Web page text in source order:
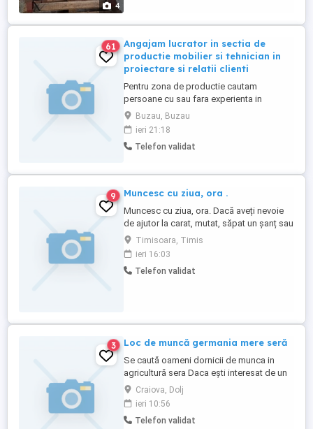
4
61
Angajam lucrator in sectia de
productie mobilier si tehnician in
proiectare si relatii clienti
Pentru zona de productie cautam
persoane cu sau fara experienta in
domeniu. Pentru cei care nu au experienta
in acesta activitate, acestia trebuie sa stie
ca pot avea curaj sa incerce un domeniu
pe care nu-l cunosc dar doresc sa lucreze
fiecare pas, mai ales ...
Buzau, Buzau
ieri 21:18
Telefon validat
9 Muncesc cu ziua, ora .
Muncesc cu ziua, ora. Dacă aveți nevoie
de ajutor la carat, mutat, săpat un șanț sau
altă muncă pe lângă gospodarie, mă
puteți contacta și vă ajut cu plăcere. Doar
în Timișoara.
Timisoara, Timis
ieri 16:03
Telefon validat
3 Loc de muncă germania mere seră
Se caută oameni dornicii de munca in
agricultură sera Daca ești interesat de un
loc de muncă în industria agriculturii va
putem oferii -Se lucrează de luni până
sâmbătă 8 ore pe zi - Se lucrează la
cules mere cules castraveți - Se oferă
Craiova, Dolj
ieri 10:56
Telefon validat